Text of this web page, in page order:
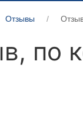
Отзывы
по